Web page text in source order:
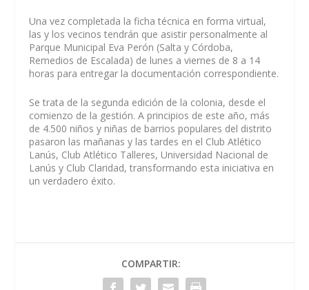
Una vez completada la ficha técnica en forma virtual,
las y los vecinos tendrán que asistir personalmente al
Parque Municipal Eva Perón (Salta y Córdoba,
Remedios de Escalada) de lunes a viernes de 8 a 14
horas para entregar la documentación correspondiente.
Se trata de la segunda edición de la colonia, desde el
comienzo de la gestión. A principios de este año, más
de 4.500 niños y niñas de barrios populares del distrito
pasaron las mañanas y las tardes en el Club Atlético
Lanús, Club Atlético Talleres, Universidad Nacional de
Lanús y Club Claridad, transformando esta iniciativa en
un verdadero éxito.
COMPARTIR: